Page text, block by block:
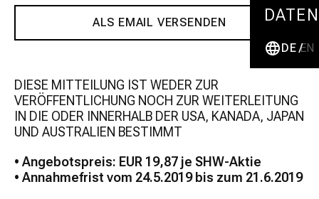
DE EN
ALS EMAIL VERSENDEN
DIESE MITTEILUNG IST WEDER ZUR
VERÖFFENTLICHUNG NOCH ZUR WEITERLEITUNG
IN DIE ODER INNERHALB DER USA, KANADA, JAPAN
UND AUSTRALIEN BESTIMMT
• Angebotspreis: EUR 19,87 je SHW-Aktie
• Annahmefrist vom 24.5.2019 bis zum 21.6.2019